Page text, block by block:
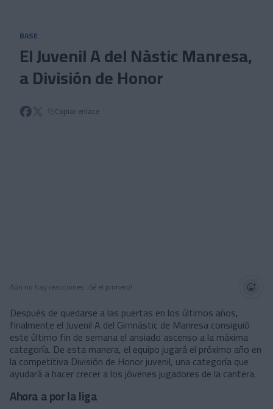
BASE
El Juvenil A del Nàstic Manresa,
a División de Honor
Copiar enlace
Aún no hay reacciones. ¡Sé el primero!
Después de quedarse a las puertas en los últimos años,
finalmente el Juvenil A del Gimnàstic de Manresa consiguió
este último fin de semana el ansiado ascenso a la máxima
categoría. De esta manera, el equipo jugará el próximo año en
la competitiva División de Honor juvenil, una categoría que
ayudará a hacer crecer a los jóvenes jugadores de la cantera.
Ahora a por la liga